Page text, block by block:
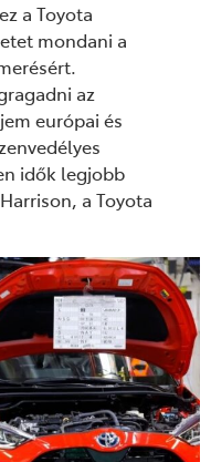
a Toyota
mondani a
az
európai és
idők legjobb
a Toyota